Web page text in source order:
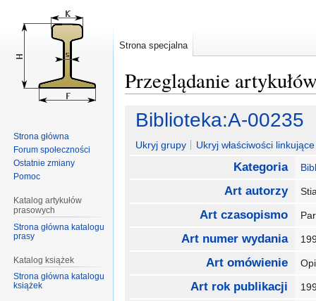
Przeglądanie
Przejdź
nawigacji
Przejdź
wyszukiwania
Biblioteka:A-00235
Ukryj grupy Ukryj właściwości
Kategoria
Art autorzy
Art czasopismo
Art numer wydania
Art omówienie
Art rok publikacji
Strona specjalna
Strona główna
Forum społeczności
Ostatnie zmiany
Pomoc
Katalog artykułów
prasowych
Strona główna katalogu
prasy
Katalog książek
Strona główna katalogu
książek